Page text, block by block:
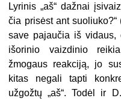
Lyrinis „aš“ dažnai
čia prisėst ant
save pajaučia iš
išorinio vaizdinio
žmogaus reakciją, jo
kitas negali tapti
užgožtų „aš“. Todėl ir